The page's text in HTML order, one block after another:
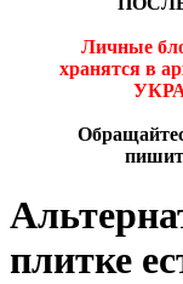
Личные
хранятся в
плитке